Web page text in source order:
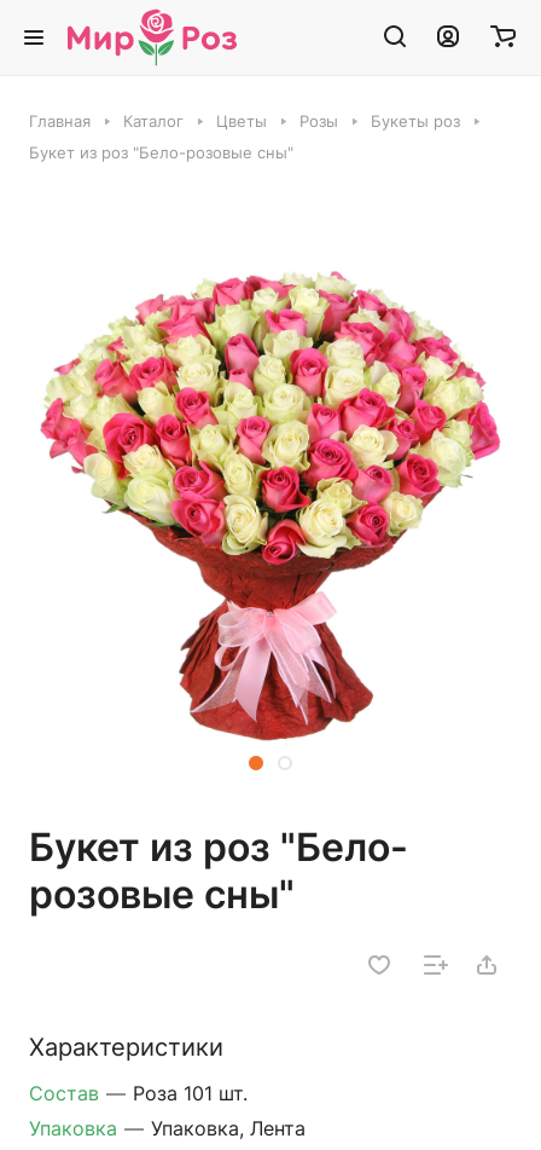
Главная Каталог Цветы Розы
Букеты роз
Букет из роз "Бело-розовые сны"
Букет из роз "Бело-
розовые сны"
Характеристики
Состав — Роза 101 шт.
Упаковка — Упаковка, Лента